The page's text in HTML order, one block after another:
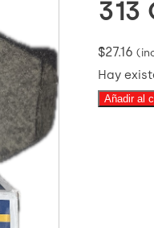
313
$27.16
Hay
SF-
D949
Añadir al